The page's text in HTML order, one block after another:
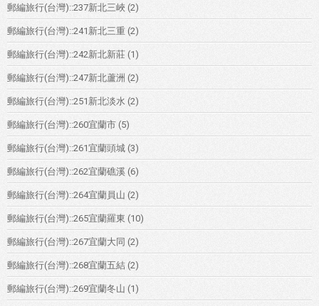
郵編旅行(台灣)::237新北三峽 (2)
郵編旅行(台灣)::241新北三重 (2)
郵編旅行(台灣)::242新北新莊 (1)
郵編旅行(台灣)::247新北蘆洲 (2)
郵編旅行(台灣)::251新北淡水 (2)
郵編旅行(台灣)::260宜蘭市 (5)
郵編旅行(台灣)::261宜蘭頭城 (3)
郵編旅行(台灣)::262宜蘭礁溪 (6)
郵編旅行(台灣)::264宜蘭員山 (2)
郵編旅行(台灣)::265宜蘭羅東 (10)
郵編旅行(台灣)::267宜蘭大同 (2)
郵編旅行(台灣)::268宜蘭五結 (2)
郵編旅行(台灣)::269宜蘭冬山 (1)